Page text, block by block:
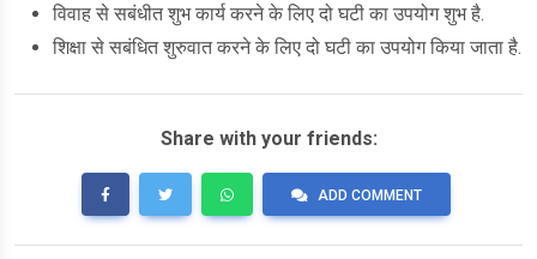
विवाह से सबंधीत शुभ कार्य करने के लिए दो घटी का उपयोग शुभ है.
शिक्षा से सबंधित शुरुवात करने के लिए दो घटी का उपयोग किया जाता है.
Share with your friends:
ADD COMMENT